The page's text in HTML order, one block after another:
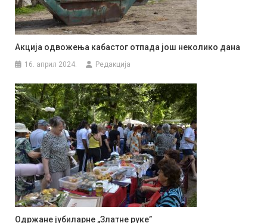
Акција одвожења кабастог отпада још неколико дана
16. април 2024. Редакција
Одржане јубиларне „Златне руке”